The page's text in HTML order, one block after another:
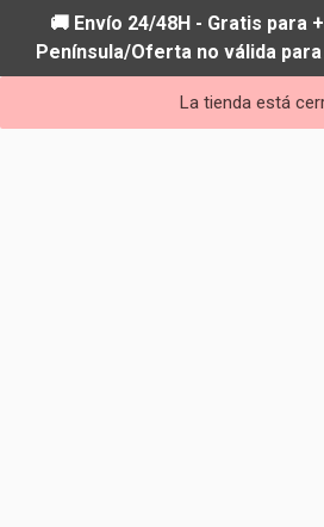
🚚 Envío 24/48H - Gratis para
Península/Oferta no válida
La tienda está